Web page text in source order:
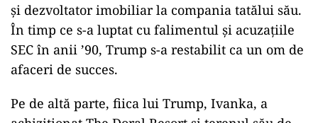
și dezvoltator imobiliar la compania tatălui său.
În timp ce s-a luptat cu falimentul și acuzațiile
SEC în anii ’90, Trump s-a restabilit ca un om de
afaceri de succes.
Pe de altă parte, fiica lui Trump, Ivanka, a